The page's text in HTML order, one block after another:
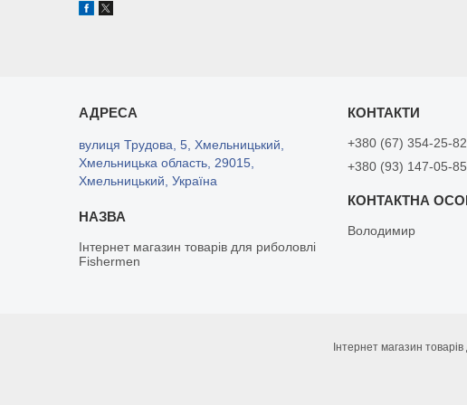
вулиця Трудова, 5, Хмельницький,
Хмельницька область, 29015,
Хмельницький, Україна
Інтернет магазин товарів для риболовлі
Fishermen
+380 (67) 354-25-82
+380 (93) 147-05-85
Володимир